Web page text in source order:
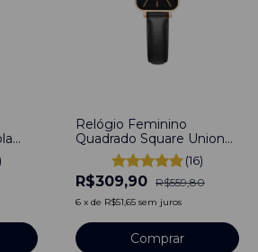
Relógio Feminino
Quadrado Square Union
Black Rosé Gold
Minimalista
(16)
R$309,90 R$559,80
6 x de R$51,65 sem juros
Comprar